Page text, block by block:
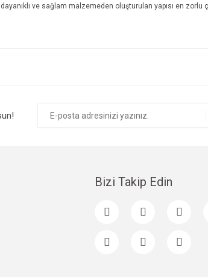
ve sağlam malzemeden oluşturulan yapısı en zorlu
Bizi Takip Edin